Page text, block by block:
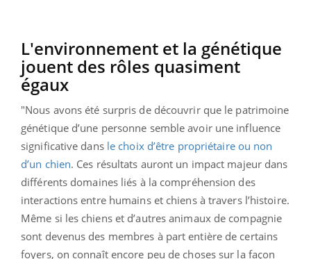
L'environnement et la génétique
jouent des rôles quasiment
égaux
"Nous avons été surpris de découvrir que le patrimoine
génétique d’une personne semble avoir une influence
significative dans le choix d’être propriétaire ou non
d’un chien. Ces résultats auront un impact majeur dans
différents domaines liés à la compréhension des
interactions entre humains et chiens à travers l’histoire.
Même si les chiens et d’autres animaux de compagnie
sont devenus des membres à part entière de certains
foyers, on connaît encore peu de choses sur la façon